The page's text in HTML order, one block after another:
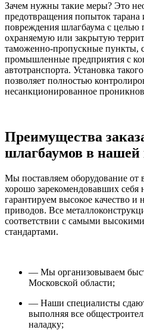
Зачем нужны такие меры? Это
предотвращения попыток тарана
повреждения шлагбаума с целью
охраняемую или закрытую
таможенно-пропускные пункты,
промышленные предприятия с
автотранспорта. Установка
позволяет полностью
несанкционированное
Преимущества
шлагбаумов в
Мы поставляем оборудование от
хорошо зарекомендовавших себя
гарантируем высокое качество и
приводов. Все
соответствии с самыми
стандартами.
— Мы организовываем
Московской области;
— Наши специалисты сдают
выполняя все
наладку;